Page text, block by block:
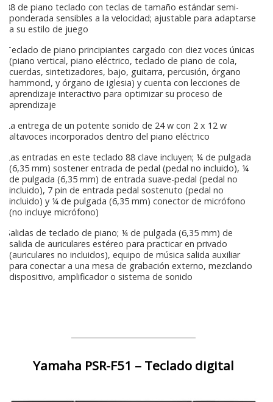
88 de piano teclado con teclas de tamaño estándar semi-
ponderada sensibles a la velocidad; ajustable para adaptarse
a su estilo de juego
Teclado de piano principiantes cargado con diez voces únicas
(piano vertical, piano eléctrico, teclado de piano de cola,
cuerdas, sintetizadores, bajo, guitarra, percusión, órgano
hammond, y órgano de iglesia) y cuenta con lecciones de
aprendizaje interactivo para optimizar su proceso de
aprendizaje
La entrega de un potente sonido de 24 w con 2 x 12 w
altavoces incorporados dentro del piano eléctrico
Las entradas en este teclado 88 clave incluyen; ¼ de pulgada
(6,35 mm) sostener entrada de pedal (pedal no incluido), ¼
de pulgada (6,35 mm) de entrada suave-pedal (pedal no
incluido), 7 pin de entrada pedal sostenuto (pedal no
incluido) y ¼ de pulgada (6,35 mm) conector de micrófono
(no incluye micrófono)
Salidas de teclado de piano; ¼ de pulgada (6,35 mm) de
salida de auriculares estéreo para practicar en privado
(auriculares no incluidos), equipo de música salida auxiliar
para conectar a una mesa de grabación externo, mezclando
dispositivo, amplificador o sistema de sonido
Yamaha PSR-F51 – Teclado digital